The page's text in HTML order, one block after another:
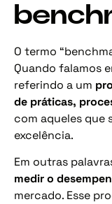
O termo
Quando falamos
referindo a um
de práticas,
com aqueles que
excelência.
Em outras
medir o
mercado. Esse